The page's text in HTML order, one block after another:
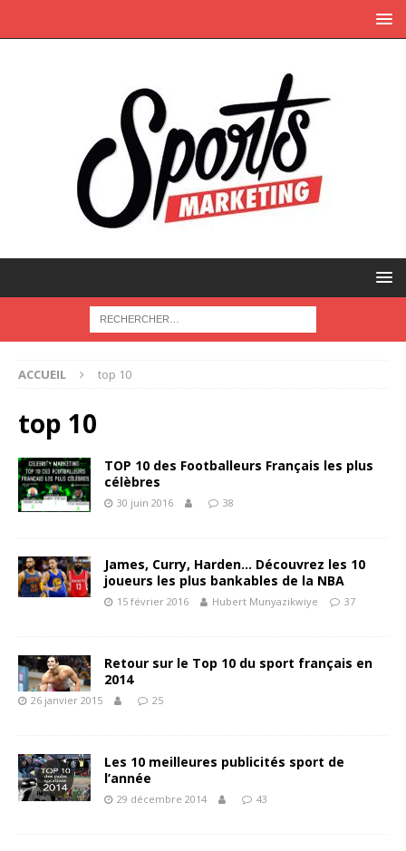
ACCUEIL top 10
top 10
TOP 10 des Footballeurs Français les plus
célèbres
30 juin 2016 38
James, Curry, Harden… Découvrez les 10
joueurs les plus bankables de la NBA
15 février 2016 Hubert Munyazikwiye 37
Retour sur le Top 10 du sport français en
2014
26 janvier 2015 25
Les 10 meilleures publicités sport de
l’année
29 décembre 2014 43